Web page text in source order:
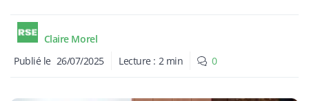
Claire Morel
Publié le 26/07/2025 Lecture : 2 min 0